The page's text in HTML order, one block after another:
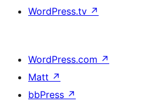
WordPress.tv ↗
WordPress.com ↗
Matt ↗
bbPress ↗